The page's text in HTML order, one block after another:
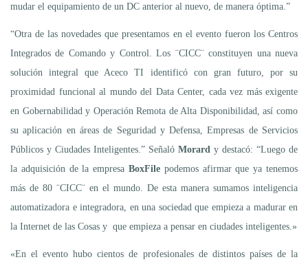
mudar el equipamiento de un DC anterior al nuevo, de manera óptima.”
“Otra de las novedades que presentamos en el evento fueron los Centros
Integrados de Comando y Control. Los ¨CICC¨ constituyen una nueva
solución integral que Aceco TI identificó con gran futuro, por su
proximidad funcional al mundo del Data Center, cada vez más exigente
en Gobernabilidad y Operación Remota de Alta Disponibilidad, así como
su aplicación en áreas de Seguridad y Defensa, Empresas de Servicios
Públicos y Ciudades Inteligentes.” Señaló Morard y destacó: “Luego de
la adquisición de la empresa BoxFile podemos afirmar que ya tenemos
más de 80 ¨CICC¨ en el mundo. De esta manera sumamos inteligencia
automatizadora e integradora, en una sociedad que empieza a madurar en
la Internet de las Cosas y que empieza a pensar en ciudades inteligentes.»
«En el evento hubo cientos de profesionales de distintos países de la